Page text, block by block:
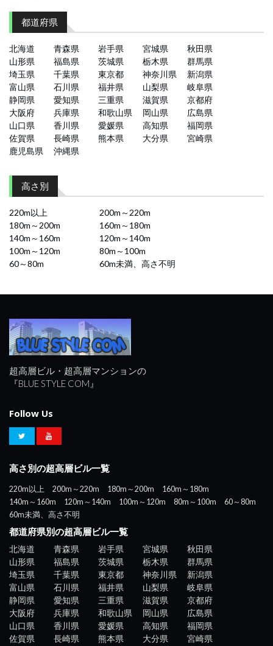
都道府県
北海道 青森県 岩手県 宮城県
秋田県
山形県
福島県 茨城県 栃木県
群馬県
埼玉県
千葉県 東京都 神奈川県
新潟県
富山県
石川県 福井県 山梨県
岐阜県
静岡県
愛知県 三重県 滋賀県
京都府
大阪府
兵庫県 和歌山県 岡山県
広島県
山口県
香川県 愛媛県 高知県
福岡県
佐賀県
長崎県 熊本県 大分県
宮崎県
鹿児島県
沖縄県
高さ別
220m以上
200m～220m
180m～200m
160m～180m
140m～160m
120m～140m
100m～120m
80m～100m
60～80m
60m未満、高さ不明
超高層ビル・超高層マンションの
『BLUE STYLE COM』
Follow Us
高さ別の超高層ビル一覧
220m以上 200m～220m 180m～200m
160m～180m
140m～160m
120m～140m 100m～120m 80m～100m
60～80m
60m未満、高さ不明
都道府県別の超高層ビル一覧
北海道 青森県 岩手県 宮城県
秋田県
山形県
福島県 茨城県 栃木県
群馬県
埼玉県
千葉県 東京都 神奈川県
新潟県
富山県
石川県 福井県 山梨県
岐阜県
静岡県
愛知県 三重県 滋賀県
京都府
大阪府
兵庫県 和歌山県 岡山県
広島県
山口県
香川県 愛媛県 高知県
福岡県
佐賀県
長崎県 熊本県 大分県 宮崎県